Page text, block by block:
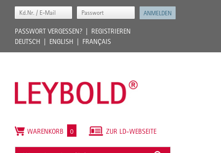
PASSWORT VERGESSEN?
REGISTRIEREN
DEUTSCH
ENGLISH FRANÇAIS
ZUR LD-WEBSEITE
WARENKORB 0